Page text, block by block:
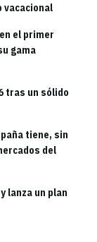
vacacional
el primer
gama
tras un sólido
tiene, sin
del
lanza un plan